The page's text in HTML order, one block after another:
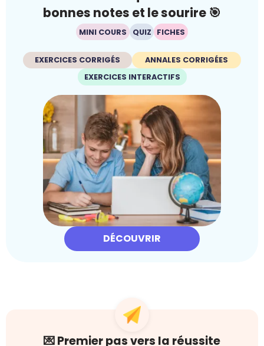
bonnes notes et le sourire 🎯
MINI COURS QUIZ FICHES
EXERCICES CORRIGÉS
ANNALES CORRIGÉES
EXERCICES INTERACTIFS
DÉCOUVRIR
💌 Premier pas vers la réussite